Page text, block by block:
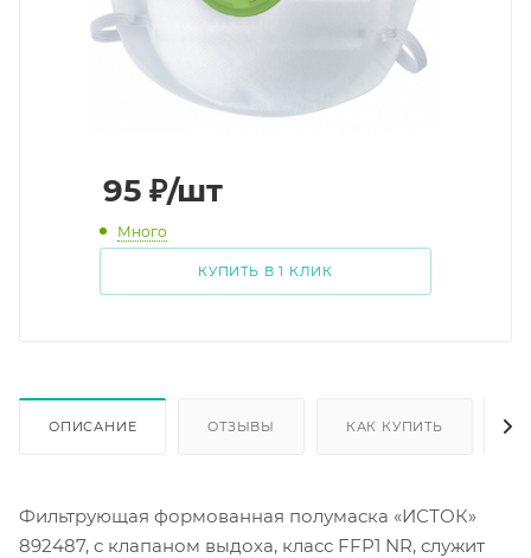
95 ₽/шт
Много
КУПИТЬ В 1 КЛИК
ОПИСАНИЕ ОТЗЫВЫ КАК КУПИТЬ
Фильтрующая формованная полумаска «ИСТОК»
892487, с клапаном выдоха, класс FFP1 NR, служит